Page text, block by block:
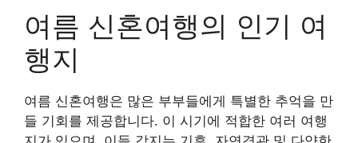
여름 신혼여행의 인기 여
행지
여름 신혼여행은 많은 부부들에게 특별한 추억을 만
들 기회를 제공합니다. 이 시기에 적합한 여러 여행